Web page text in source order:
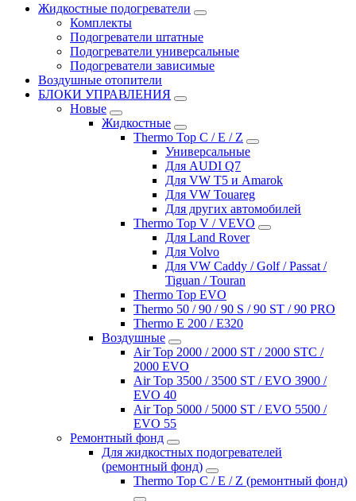
Жидкостные подогреватели
Комплекты
Подогреватели штатные
Подогреватели универсальные
Подогреватели зависимые
Воздушные отопители
БЛОКИ УПРАВЛЕНИЯ
Новые
Жидкостные
Thermo Top C / E / Z
Универсальные
Для AUDI Q7
Для VW T5 и Amarok
Для VW Touareg
Для других автомобилей
Thermo Top V / VEVO
Для Land Rover
Для Volvo
Для VW Caddy / Golf / Passat /
Tiguan / Touran
Thermo Top EVO
Thermo 50 / 90 / 90 S / 90 ST / 90 PRO
Thermo E 200 / E320
Воздушные
Air Top 2000 / 2000 ST / 2000 STC /
2000 EVO
Air Top 3500 / 3500 ST / EVO 3900 /
EVO 40
Air Top 5000 / 5000 ST / EVO 5500 /
EVO 55
Ремонтный фонд
Для жидкостных подогревателей
(ремонтный фонд)
Thermo Top C / E / Z (ремонтный фонд)